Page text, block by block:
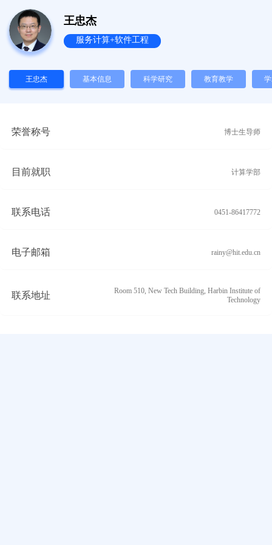
王忠杰
服务计算+软件工程
王忠杰 基本信息 科学研究 教育教学
荣誉称号 博士生导师
目前就职 计算学部
联系电话 0451-86417772
电子邮箱 rainy@hit.edu.cn
联系地址
Room 510, New Tech Building, Harbin Institute of
Technology